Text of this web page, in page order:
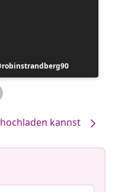
Beitrag
veröffentlicht
von
robinstrandberg90
kannst